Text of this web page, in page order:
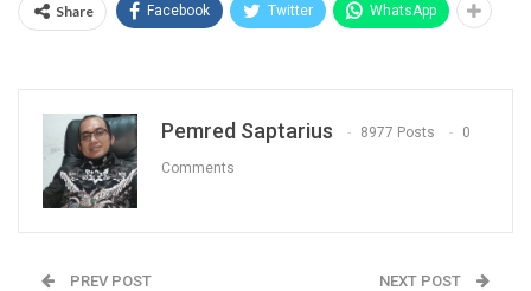
Share Facebook Twitter WhatsApp
Pemred Saptarius 8977 Posts 0
Comments
PREV POST NEXT POST